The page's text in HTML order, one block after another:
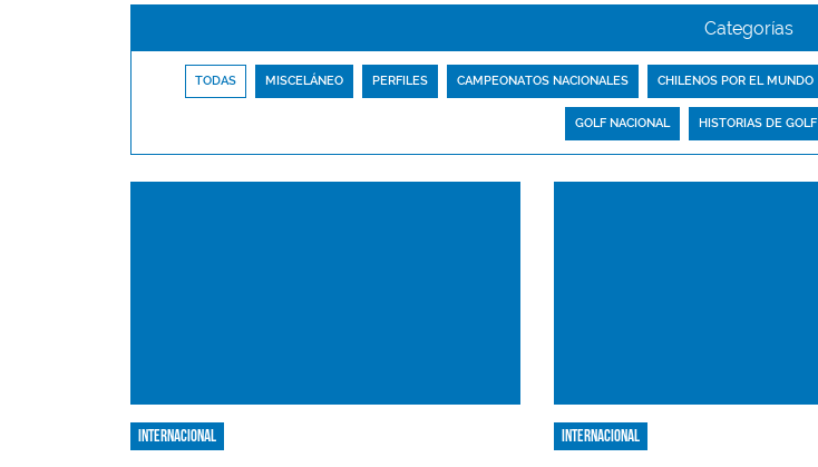
Categorías
TODAS MISCELÁNEO PERFILES CAMPEONATOS NACIONALES CHILENOS POR EL MUNDO
GOLF NACIONAL HISTORIAS DE GOLF
Internacional Internacional